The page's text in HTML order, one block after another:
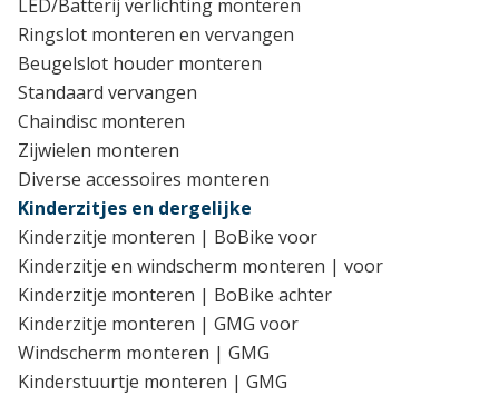
LED/Batterij verlichting monteren
Ringslot monteren en vervangen
Beugelslot houder monteren
Standaard vervangen
Chaindisc monteren
Zijwielen monteren
Diverse accessoires monteren
Kinderzitjes en dergelijke
Kinderzitje monteren | BoBike voor
Kinderzitje en windscherm monteren | voor
Kinderzitje monteren | BoBike achter
Kinderzitje monteren | GMG voor
Windscherm monteren | GMG
Kinderstuurtje monteren | GMG